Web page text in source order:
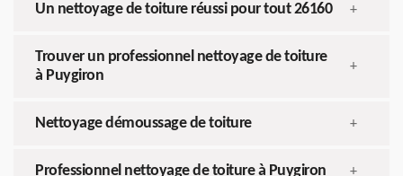
Un nettoyage de toiture réussi pour tout 26160 +
Trouver un professionnel nettoyage de toiture
à Puygiron
+
Nettoyage démoussage de toiture +
Professionnel nettoyage de toiture à Puygiron +